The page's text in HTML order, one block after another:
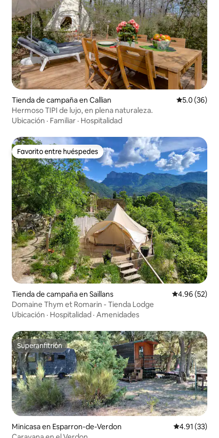
Tienda de campaña en Callian Calificación
5.0 (36)
Hermoso TIPI de lujo, en plena naturaleza.
Ubicación · Familiar · Hospitalidad
Favorito entre huéspedes
Favorito entre huéspedes
Tienda de campaña en Saillans Calificación
4.96 (52)
Domaine Thym et Romarin - Tienda Lodge
Ubicación · Hospitalidad · Amenidades
Superanfitrión
Superanfitrión
Minicasa en Esparron-de-Verdon Calificación
4.91 (33)